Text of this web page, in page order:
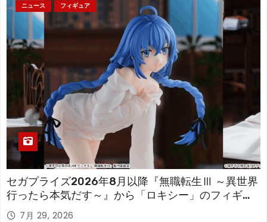
ニュース フィギュア
セガプライズ2026年8月以降『無職転生Ⅲ ～異世界
行ったら本気だす～』から「ロキシー」のフィギュ
アが登場！
7月 29, 2026